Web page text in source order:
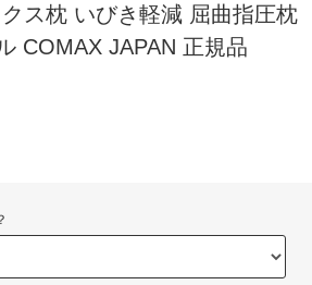
ス枕 いびき軽減 屈曲指圧枕
COMAX JAPAN 正規品